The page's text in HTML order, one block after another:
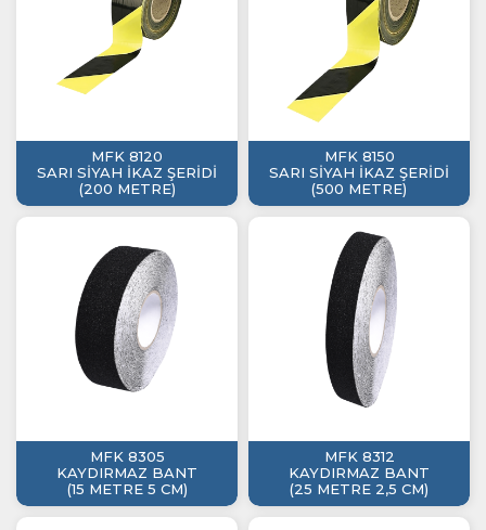
MFK 8120
SARI SİYAH İKAZ ŞERİDİ
(200 METRE)
MFK 8150
SARI SİYAH İKAZ ŞERİDİ
(500 METRE)
MFK 8305
KAYDIRMAZ BANT
(15 METRE 5 CM)
MFK 8312
KAYDIRMAZ BANT
(25 METRE 2,5 CM)